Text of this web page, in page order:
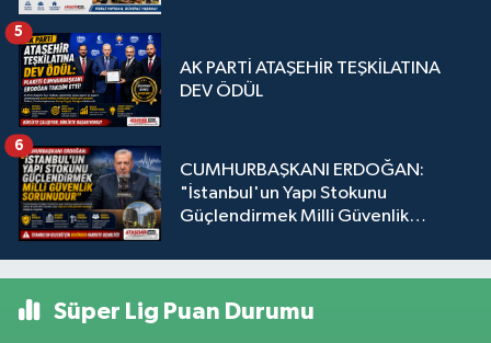
AK PARTİ ATAŞEHİR TEŞKİLATINA
DEV ÖDÜL
5
CUMHURBAŞKANI ERDOĞAN:
"İstanbul'un Yapı Stokunu
Güçlendirmek Milli Güvenlik
6
Süper Lig Puan Durumu